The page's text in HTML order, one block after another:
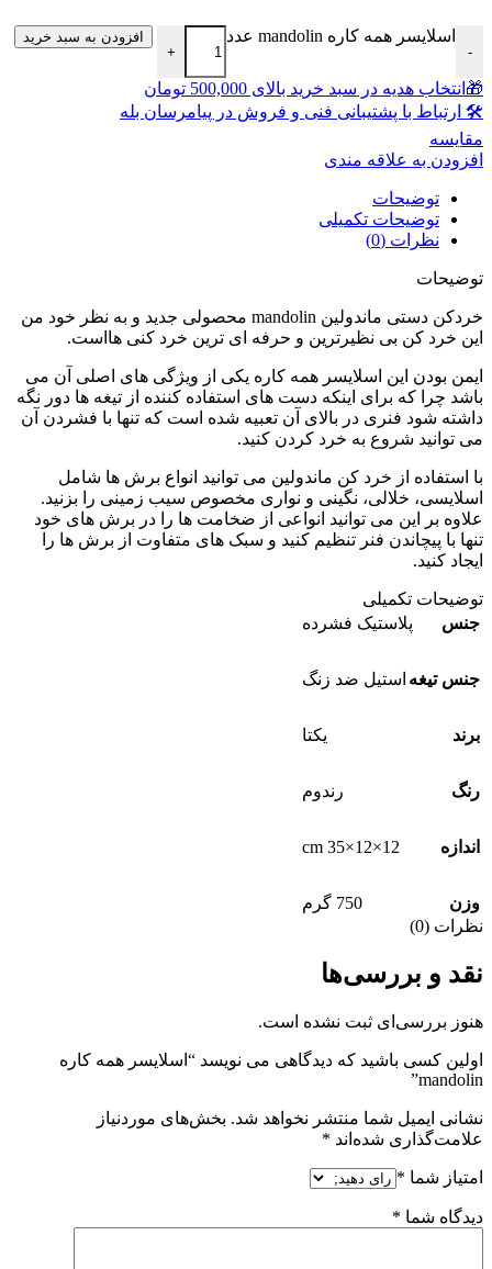
-
اسلایسر همه کاره mandolin عدد
+
افزودن به سبد خرید
🎁انتخاب هدیه در سبد خرید بالای 500,000 تومان
🛠 ارتباط با پشتیبانی فنی و فروش در پیامرسان بله
مقايسه
افزودن به علاقه مندی
توضیحات
توضیحات تکمیلی
نظرات (0)
توضیحات
خردکن دستی ماندولین mandolin محصولی جدید و به نظر خود من
این خرد کن بی نظیرترین و حرفه ای ترین خرد کنی هااست.
ایمن بودن این اسلایسر همه کاره یکی از ویژگی های اصلی آن می
باشد چرا که برای اینکه دست های استفاده کننده از تیغه ها دور نگه
داشته شود فنری در بالای آن تعبیه شده است که تنها با فشردن آن
می توانید شروع به خرد کردن کنید.
با استفاده از خرد کن ماندولین می توانید انواع برش ها شامل
اسلایسی، خلالی، نگینی و نواری مخصوص سیب زمینی را بزنید.
علاوه بر این می توانید انواعی از ضخامت ها را در برش های خود
تنها با پیچاندن فنر تنظیم کنید و سبک های متفاوت از برش ها را
ایجاد کنید.
توضیحات تکمیلی
جنس
پلاستیک فشرده
جنس تیغه استیل ضد زنگ
برند یکتا
رنگ رندوم
اندازه 12×12×35 cm
وزن
750 گرم
نظرات (0)
نقد و بررسی‌ها
هنوز بررسی‌ای ثبت نشده است.
اولین کسی باشید که دیدگاهی می نویسد “اسلایسر همه کاره
mandolin”
نشانی ایمیل شما منتشر نخواهد شد. بخش‌های موردنیاز
علامت‌گذاری شده‌اند *
امتیاز شما *
دیدگاه شما *